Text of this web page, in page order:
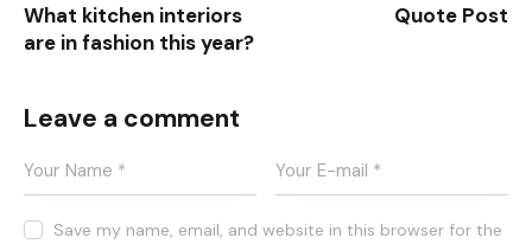
What kitchen interiors
are in fashion this year?
Quote Post
Leave a comment
Save my name, email, and website in this browser for the